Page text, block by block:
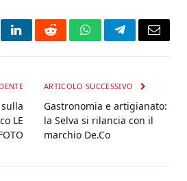
LinkedInRedditWhatsAppTelegramEmail
LE
ARTICOLO SUCCESSIVO
Gastronomia e artigianato:
la Selva si rilancia con il
marchio De.Co